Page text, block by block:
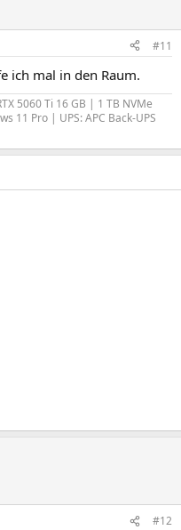
#11
ich mal in den Raum.
5060 Ti 16 GB | 1 TB NVMe
11 Pro | UPS: APC Back-UPS
#12